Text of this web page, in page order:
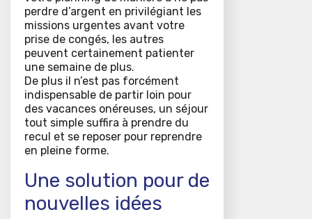
perdre d’argent en privilégiant les
missions urgentes avant votre
prise de congés, les autres
peuvent certainement patienter
une semaine de plus.
De plus il n’est pas forcément
indispensable de partir loin pour
des vacances onéreuses, un séjour
tout simple suffira à prendre du
recul et se reposer pour reprendre
en pleine forme.
Une solution pour de
nouvelles idées